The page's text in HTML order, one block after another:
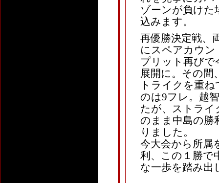
ゾーンが負けた
込みます。
再優勝決定戦、
にスペアカウン
プリット再びで
展開に。その間
トライクを重
のは9フレ。越
たが、ストラ
のまま中島の勝
りました。
今大会から所属
利、この１勝で
な一歩を踏み出